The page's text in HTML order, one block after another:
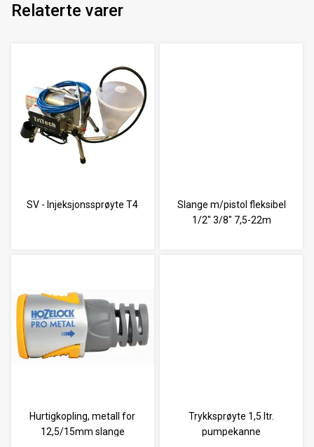
Relaterte varer
SV - Injeksjonssprøyte T4
Slange m/pistol fleksibel
1/2" 3/8" 7,5-22m
Hurtigkopling, metall for
12,5/15mm slange
Trykksprøyte 1,5 ltr.
pumpekanne